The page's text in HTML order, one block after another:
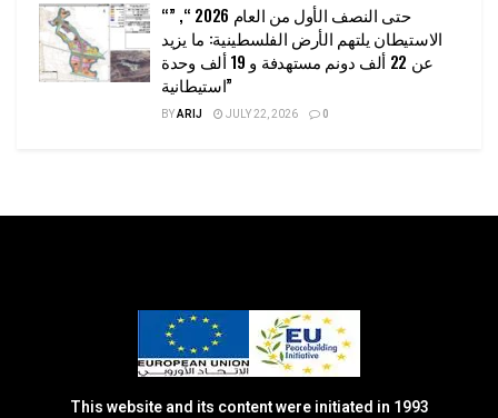
“حتى النصف الأول من العام 2026 “, ”
الاستيطان يلتهم الأرض الفلسطينية: ما يزيد
عن 22 ألف دونم مستهدفة و 19 ألف وحدة
استيطانية”
BYARIJ JULY 22, 2026 0
This website and its content were initiated in 1993